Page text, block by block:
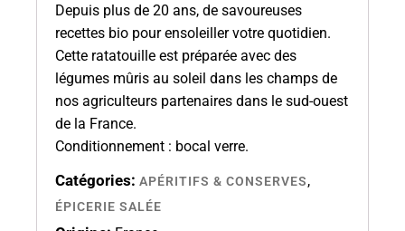
Depuis plus de 20 ans, de savoureuses
recettes bio pour ensoleiller votre quotidien.
Cette ratatouille est préparée avec des
légumes mûris au soleil dans les champs de
nos agriculteurs partenaires dans le sud-ouest
de la France.
Conditionnement : bocal verre.
Catégories: APÉRITIFS & CONSERVES,
ÉPICERIE SALÉE